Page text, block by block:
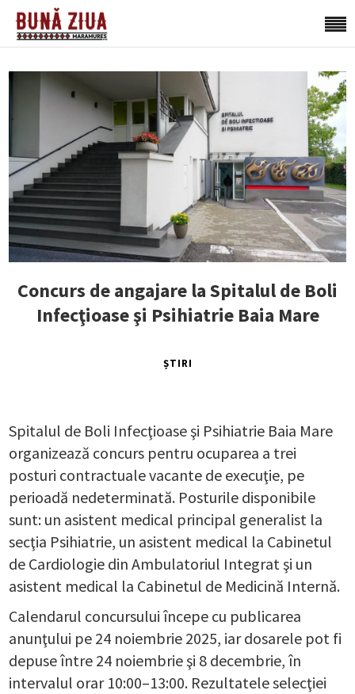
Concurs de angajare la Spitalul de Boli
Infecţioase şi Psihiatrie Baia Mare
ȘTIRI
Spitalul de Boli Infecţioase şi Psihiatrie Baia Mare
organizează concurs pentru ocuparea a trei
posturi contractuale vacante de execuţie, pe
perioadă nedeterminată. Posturile disponibile
sunt: un asistent medical principal generalist la
secţia Psihiatrie, un asistent medical la Cabinetul
de Cardiologie din Ambulatoriul Integrat şi un
asistent medical la Cabinetul de Medicină Internă.
Calendarul concursului începe cu publicarea
anunţului pe 24 noiembrie 2025, iar dosarele pot fi
depuse între 24 noiembrie şi 8 decembrie, în
intervalul orar 10:00–13:00. Rezultatele selecţiei